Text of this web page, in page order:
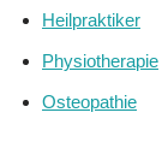
Heilpraktiker
Physiotherapie
Osteopathie